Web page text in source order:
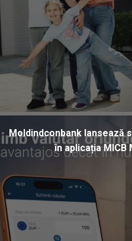
Moldindconbank lansează
în aplicația MICB